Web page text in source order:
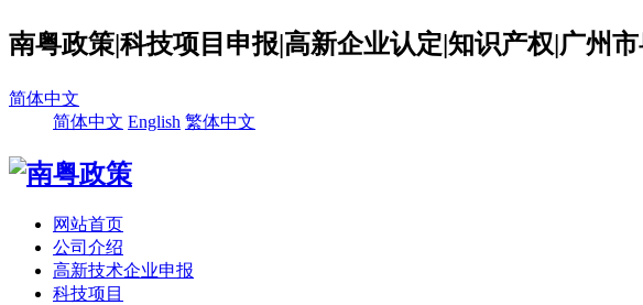
南粤政策|科技项目申报|高新企业认定|知识产权|广州
简体中文
简体中文 English 繁体中文
网站首页
公司介绍
高新技术企业申报
科技项目